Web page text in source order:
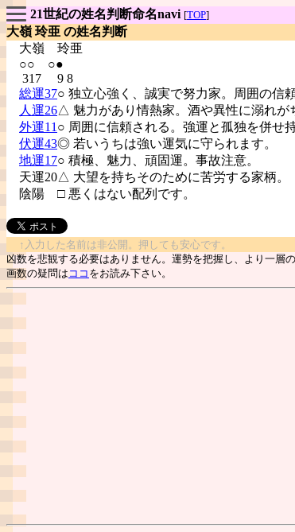
21世紀の姓名判断命名navi [TOP]
大嶺 玲亜 の姓名判断
大嶺 玲亜
○○ ○●
317 9 8
総運37○ 独立心強く、誠実で努力家。周囲の信
人運26△ 魅力があり情熱家。酒や異性に溺れが
外運11 ○ 周囲に信頼される。強運と孤独を併せ
伏運43◎ 若いうちは強い運気に守られます。
地運17○ 積極、魅力、頑固運。事故注意。
天運20△ 大望を持ちそのために苦労する家柄。
陰陽 □ 悪くはない配列です。
↑入力した名前は非公開。押しても安心です。
凶数を悲観する必要はありません。運勢を把握し、より一層
画数の疑問は ココ をお読み下さい。